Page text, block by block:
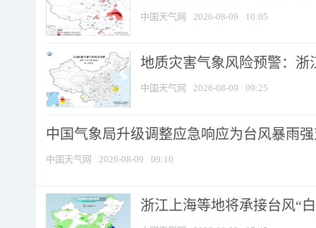
中国天气网 2026-08-09 10:05
地质灾害气象风险预警：浙
中国天气网 2026-08-09 09:25
中国气象局升级调整应急响应为台风暴雨
中国天气网 2026-08-09 09:10
浙江上海等地将承接台风“